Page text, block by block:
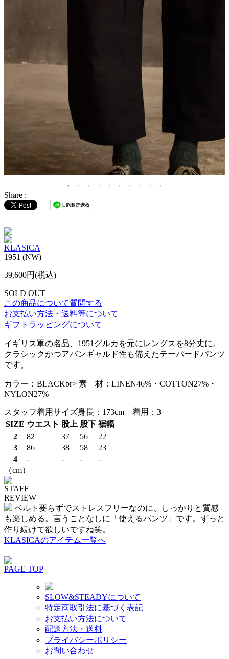
Share :
KLASICA
1951 (NW)
39,600円(税込)
SOLD OUT
この商品について質問する
お支払い方法・送料等について
ギフトラッピングについて
イギリス軍の名品、1951グルカを元にレングスを8分丈に。
クラシックかつアバンギャルド性も備えたテーパードパンツ
です。
カラー：BLACKbr> 素 材：LINEN46%・COTTON27%・
NYLON27%
スタッフ着用サイズ身長：173cm 着用：3
SIZE ウエスト 股上 股下 裾幅
2
82 37 56
22
3
86 38 58
23
4
- - -
-
（cm）
STAFF
REVIEW
ベルト要らずでストレスフリーなのに、しっかりと質感
も楽しめる。言うことなしに「使えるパンツ」です。ずっと
作り続けて欲しいですね笑。
KLASICAのアイテム一覧へ
PAGE TOP
SLOW&STEADYについて
特定商取引法に基づく表記
お支払い方法について
配送方法・送料
プライバシーポリシー
お問い合わせ